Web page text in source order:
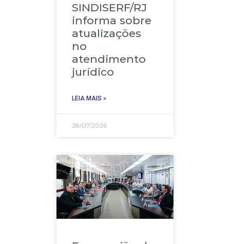
SINDISERF/RJ
informa sobre
atualizações
no
atendimento
jurídico
LEIA MAIS »
28/07/2026